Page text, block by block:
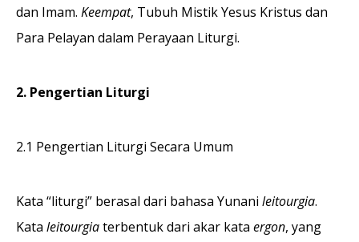
dan Imam. Keempat, Tubuh Mistik Yesus Kristus dan
Para Pelayan dalam Perayaan Liturgi.
2. Pengertian Liturgi
2.1 Pengertian Liturgi Secara Umum
Kata “liturgi” berasal dari bahasa Yunani leitourgia.
Kata leitourgiaterbentuk dari akar kata ergon, yang